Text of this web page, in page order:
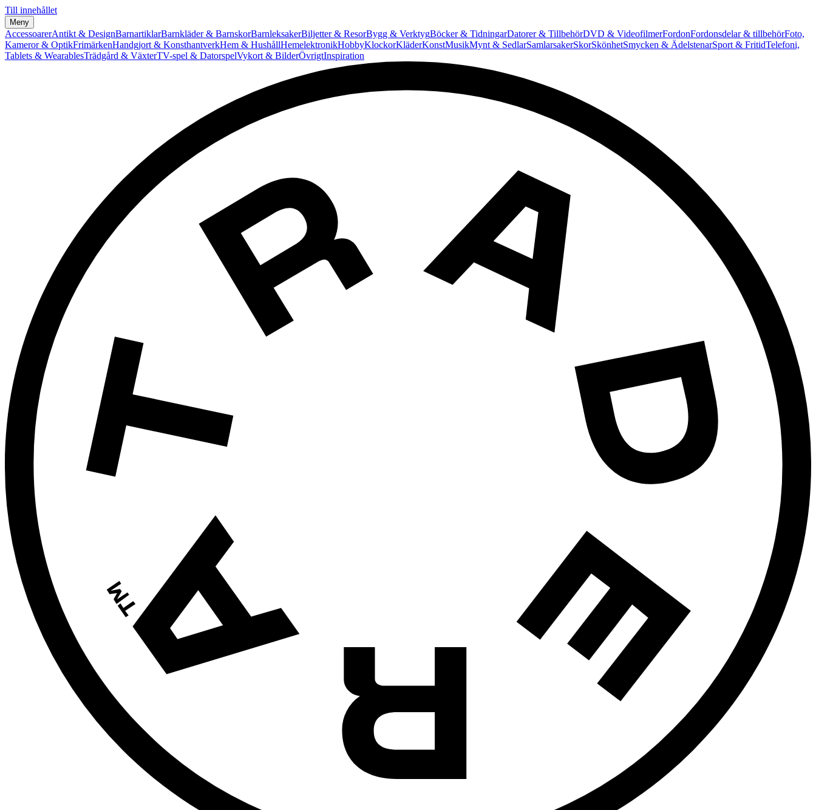
Till innehållet
Meny
AccessoarerAntikt & DesignBarnartiklarBarnkläder & BarnskorBarnleksakerBiljetter & ResorBygg & VerktygBöcker & TidningarDatorer & TillbehörDVD & VideofilmerFordonFordonsdelar & tillbehörFoto,
Kameror & OptikFrimärkenHandgjort & KonsthantverkHem & HushållHemelektronikHobbyKlockorKläderKonstMusikMynt & SedlarSamlarsakerSkorSkönhetSmycken & ÄdelstenarSport & FritidTelefoni,
Tablets & WearablesTrädgård & VäxterTV-spel & DatorspelVykort & BilderÖvrigtInspiration